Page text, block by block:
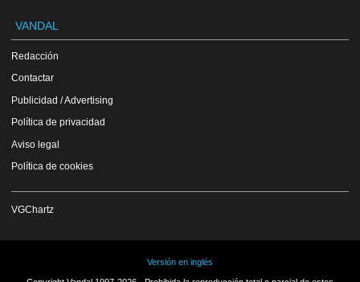
VANDAL
Redacción
Contactar
Publicidad / Advertising
Política de privacidad
Aviso legal
Política de cookies
VGChartz
Versión en inglés